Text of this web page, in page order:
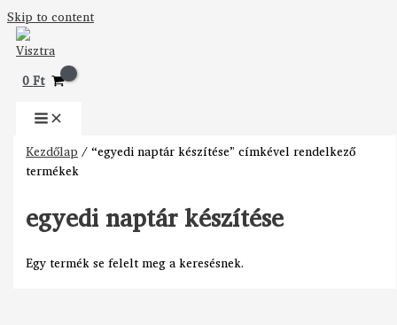
Skip to content
0Ft
Kezdőlap / “egyedi naptár készítése” címkével rendelkező
termékek
egyedi naptár készítése
Egy termék se felelt meg a keresésnek.